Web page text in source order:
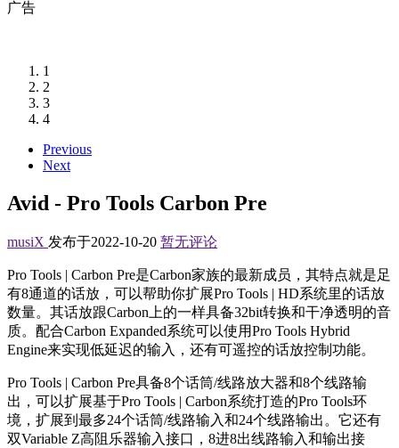
广告
1
2
3
4
Previous
Next
Avid - Pro Tools Carbon Pre
musiX 发布于2022-10-20 暂无评论
Pro Tools | Carbon Pre是Carbon家族的最新成员，其特点就是足
有8通道的话放，可以帮助你扩展Pro Tools | HD系统里的话放
数量。其话放跟Carbon上的一样具备32bit转换和干净透明的音
质。配合Carbon Expanded系统可以使用Pro Tools Hybrid
Engine来实现低延迟的输入，还有可遥控的话放控制功能。
Pro Tools | Carbon Pre具备8个话筒/线路放大器和8个线路输
出，可以扩展基于Pro Tools | Carbon系统打造的Pro Tools环
境，扩展到最多24个话筒/线路输入和24个线路输出。它还有
双Variable Z高阻乐器输入接口，8进8出线路输入和输出接